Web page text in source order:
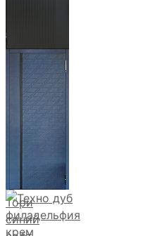
фортеза
Тори
синий